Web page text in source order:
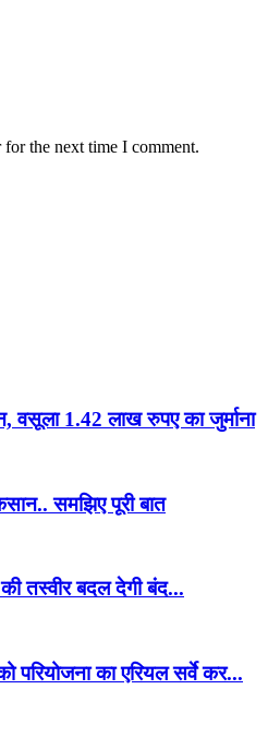
the next time I comment.
वसूला 1.42 लाख रुपए का जुर्माना
समझिए पूरी बात
तस्वीर बदल देगी बंद...
परियोजना का एरियल सर्वे कर...